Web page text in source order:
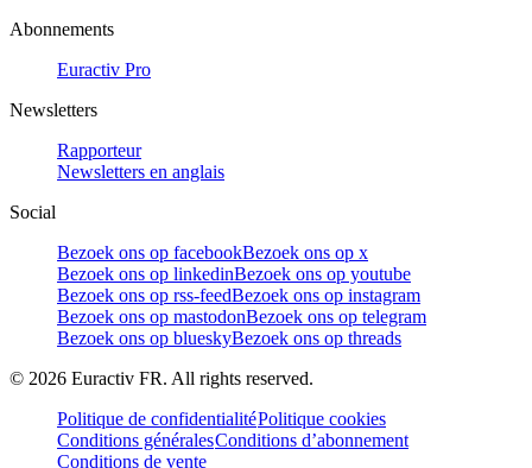
Abonnements
Euractiv Pro
Newsletters
Rapporteur
Newsletters en anglais
Social
Bezoek ons op facebookBezoek ons op x
Bezoek ons op linkedinBezoek ons op youtube
Bezoek ons op rss-feedBezoek ons op instagram
Bezoek ons op mastodonBezoek ons op telegram
Bezoek ons op blueskyBezoek ons op threads
© 2026 Euractiv FR. All rights reserved.
Politique de confidentialitéPolitique cookies
Conditions généralesConditions d’abonnement
Conditions de vente